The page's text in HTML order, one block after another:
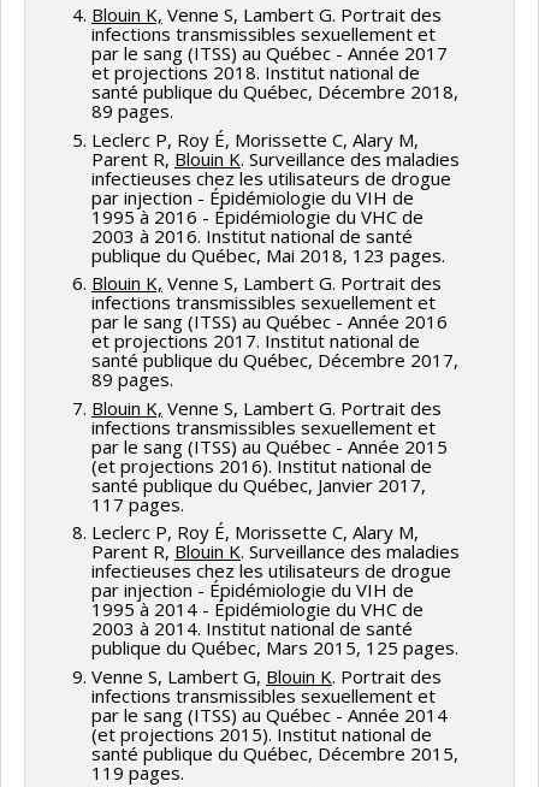
Blouin K, Venne S, Lambert G. Portrait des
infections transmissibles sexuellement et
par le sang (ITSS) au Québec - Année 2017
et projections 2018. Institut national de
santé publique du Québec, Décembre 2018,
89 pages.
Leclerc P, Roy É, Morissette C, Alary M,
Parent R, Blouin K. Surveillance des maladies
infectieuses chez les utilisateurs de drogue
par injection - Épidémiologie du VIH de
1995 à 2016 - Épidémiologie du VHC de
2003 à 2016. Institut national de santé
publique du Québec, Mai 2018, 123 pages.
Blouin K, Venne S, Lambert G. Portrait des
infections transmissibles sexuellement et
par le sang (ITSS) au Québec - Année 2016
et projections 2017. Institut national de
santé publique du Québec, Décembre 2017,
89 pages.
Blouin K, Venne S, Lambert G. Portrait des
infections transmissibles sexuellement et
par le sang (ITSS) au Québec - Année 2015
(et projections 2016). Institut national de
santé publique du Québec, Janvier 2017,
117 pages.
Leclerc P, Roy É, Morissette C, Alary M,
Parent R, Blouin K. Surveillance des maladies
infectieuses chez les utilisateurs de drogue
par injection - Épidémiologie du VIH de
1995 à 2014 - Épidémiologie du VHC de
2003 à 2014. Institut national de santé
publique du Québec, Mars 2015, 125 pages.
Venne S, Lambert G, Blouin K. Portrait des
infections transmissibles sexuellement et
par le sang (ITSS) au Québec - Année 2014
(et projections 2015). Institut national de
santé publique du Québec, Décembre 2015,
119 pages.